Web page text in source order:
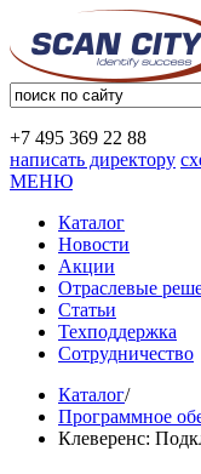
+7 495 369 22 88
написать директору
МЕНЮ
Каталог
Новости
Акции
Отраслевые
Статьи
Техподдержка
Сотрудничество
Каталог/
Программное
Клеверенс: